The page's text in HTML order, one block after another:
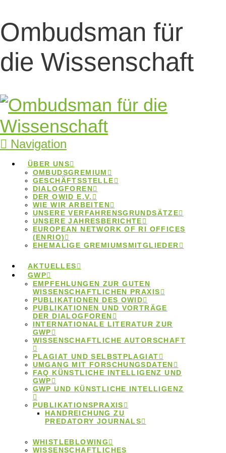
Ombudsman für
die Wissenschaft
Navigation
ÜBER UNS
OMBUDSGREMIUM
GESCHÄFTSSTELLE
DIALOGFOREN
DER OWID E.V.
WIE WIR ARBEITEN
UNSERE VERFAHRENSGRUNDSÄTZE
UNSERE JAHRESBERICHTE
EUROPEAN NETWORK OF RI OFFICES
(ENRIO)
EHEMALIGE GREMIUMSMITGLIEDER
AKTUELLES
GWP
EMPFEHLUNGEN ZUR GUTEN
WISSENSCHAFTLICHEN PRAXIS
PUBLIKATIONEN DES OWID
PUBLIKATIONEN UND VORTRÄGE
DER DIALOGFOREN
INTERNATIONALE LITERATUR ZUR
GWP
WISSENSCHAFTLICHE AUTORSCHAFT
PLAGIAT UND SELBSTPLAGIAT
UMGANG MIT FORSCHUNGSDATEN
FAQ KÜNSTLICHE INTELLIGENZ UND
GWP
GWP UND KÜNSTLICHE INTELLIGENZ
PUBLIKATIONSPRAXIS
HANDREICHUNG ZU
PREDATORY JOURNALS
WHISTLEBLOWING
WISSENSCHAFTLICHES
„Tag der guten
wissenschaftlichen
Praxis“ an der
Freien Universität
Berlin
„Tag der guten
wissenschaftlichen Praxis“ an
der Freien Universität Berlin
Home Beiträge
"Tag der guten
„Tag der guten
wissenschaftlichen
Praxis“ an der
Freien